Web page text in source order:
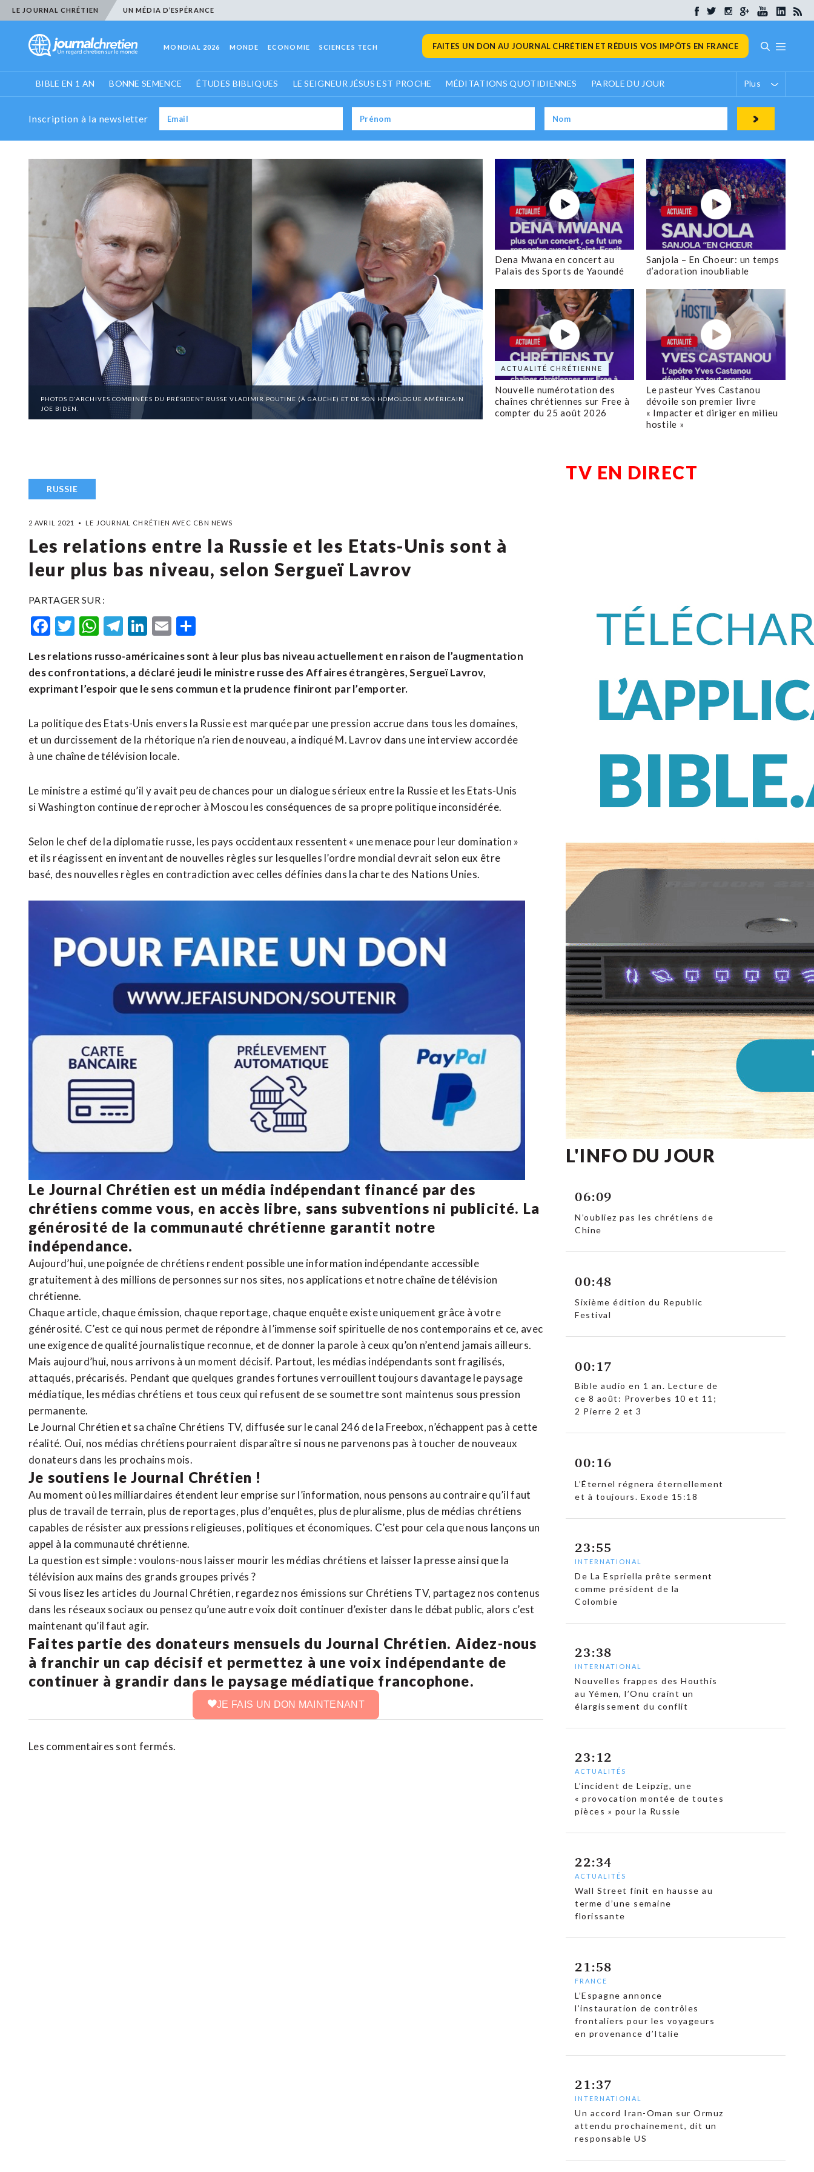
LE JOURNAL CHRÉTIEN UN MÉDIA D’ESPÉRANCE
MONDIAL 2026 MONDE ECONOMIE SCIENCES TECH FAITES UN DON AU JOURNAL CHRÉTIEN ET RÉDUIS VOS IMPÔTS EN FRANCE
BIBLE EN 1 AN BONNE SEMENCE ÉTUDES BIBLIQUES LE SEIGNEUR JÉSUS EST PROCHE MÉDITATIONS QUOTIDIENNES PAROLE DU JOUR Plus
Inscription à la newsletter
PHOTOS D'ARCHIVES COMBINÉES DU PRÉSIDENT RUSSE VLADIMIR POUTINE (À GAUCHE) ET DE SON HOMOLOGUE AMÉRICAIN
JOE BIDEN.
Dena Mwana en concert au
Palais des Sports de Yaoundé
Sanjola – En Choeur: un temps
d’adoration inoubliable
ACTUALITÉ CHRÉTIENNE
Nouvelle numérotation des
chaînes chrétiennes sur Free à
compter du 25 août 2026
Le pasteur Yves Castanou
dévoile son premier livre
« Impacter et diriger en milieu
hostile »
RUSSIE
2 AVRIL 2021 LE JOURNAL CHRÉTIEN AVEC CBN NEWS
Les relations entre la Russie et les Etats-Unis sont à
leur plus bas niveau, selon Sergueï Lavrov
PARTAGER SUR :
Facebook
Twitter
WhatsApp
Telegram
LinkedIn
Email
Les relations russo-américaines sont à leur plus bas niveau actuellement en raison de l’augmentation
des confrontations, a déclaré jeudi le ministre russe des Affaires étrangères, Sergueï Lavrov,
exprimant l’espoir que le sens commun et la prudence finiront par l’emporter.
La politique des Etats-Unis envers la Russie est marquée par une pression accrue dans tous les domaines,
et un durcissement de la rhétorique n’a rien de nouveau, a indiqué M. Lavrov dans une interview accordée
à une chaîne de télévision locale.
Le ministre a estimé qu’il y avait peu de chances pour un dialogue sérieux entre la Russie et les Etats-Unis
si Washington continue de reprocher à Moscou les conséquences de sa propre politique inconsidérée.
Selon le chef de la diplomatie russe, les pays occidentaux ressentent « une menace pour leur domination »
et ils réagissent en inventant de nouvelles règles sur lesquelles l’ordre mondial devrait selon eux être
basé, des nouvelles règles en contradiction avec celles définies dans la charte des Nations Unies.
Le Journal Chrétien est un média indépendant financé par des
chrétiens comme vous, en accès libre, sans subventions ni publicité. La
générosité de la communauté chrétienne garantit notre
indépendance.
Aujourd’hui, une poignée de chrétiens rendent possible une information indépendante accessible
gratuitement à des millions de personnes sur nos sites, nos applications et notrechaîne de télévision
chrétienne.
Chaque article, chaque émission, chaque reportage, chaque enquête existe uniquement grâce à votre
générosité. C’est ce qui nous permet de répondre à l’immense soif spirituelle de nos contemporains et ce, avec
une exigence de qualité journalistique reconnue, et de donner la parole à ceux qu’on n’entend jamais ailleurs.
Mais aujourd’hui, nous arrivons à un moment décisif. Partout, les médias indépendants sont fragilisés,
attaqués, précarisés. Pendant que quelques grandes fortunes verrouillent toujours davantage le paysage
médiatique, les médias chrétiens et tous ceux qui refusent de se soumettre sont maintenus sous pression
permanente.
Le Journal Chrétien et sa chaîne Chrétiens TV, diffusée sur le canal 246 de la Freebox, n’échappent pas à cette
réalité. Oui, nos médias chrétiens pourraient disparaître si nous ne parvenons pas à toucher de nouveaux
donateurs dans les prochains mois.
Je soutiens le Journal Chrétien !
Au moment où les milliardaires étendent leur emprise sur l’information, nous pensons au contraire qu’il faut
plus de travail de terrain, plus de reportages, plus d’enquêtes, plus de pluralisme, plus de médias chrétiens
capables de résister aux pressions religieuses, politiques et économiques. C’est pour cela que nous lançons un
appel à la communauté chrétienne.
La question est simple : voulons-nous laisser mourir les médias chrétiens et laisser la presse ainsi que la
télévision aux mains des grands groupes privés ?
Si vous lisez les articles du Journal Chrétien, regardez nos émissions sur Chrétiens TV, partagez nos contenus
dans les réseaux sociaux ou pensez qu’une autre voix doit continuer d’exister dans le débat public, alors c’est
maintenant qu’il faut agir.
Faites partie des donateurs mensuels du Journal Chrétien. Aidez-nous
à franchir un cap décisif et permettez à une voix indépendante de
continuer à grandir dans le paysage médiatique francophone.
JE FAIS UN DON MAINTENANT
Les commentaires sont fermés.
TV EN DIRECT
L'INFO DU JOUR
06:09
N’oubliez pas les chrétiens de
Chine
00:48
Sixième édition du Republic
Festival
00:17
Bible audio en 1 an. Lecture de
ce 8 août: Proverbes 10 et 11;
2 Pierre 2 et 3
00:16
L’Éternel régnera éternellement
et à toujours. Exode 15:18
23:55
INTERNATIONAL
De La Espriella prête serment
comme président de la
Colombie
23:38
INTERNATIONAL
Nouvelles frappes des Houthis
au Yémen, l’Onu craint un
élargissement du conflit
23:12
ACTUALITÉS
L’incident de Leipzig, une
« provocation montée de toutes
pièces » pour la Russie
22:34
ACTUALITÉS
Wall Street finit en hausse au
terme d’une semaine
florissante
21:58
FRANCE
L’Espagne annonce
l’instauration de contrôles
frontaliers pour les voyageurs
en provenance d’Italie
21:37
INTERNATIONAL
Un accord Iran-Oman sur Ormuz
attendu prochainement, dit un
responsable US